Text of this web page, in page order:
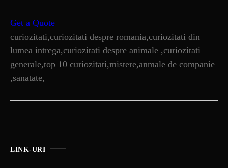
Get a Quote
curiozitati,curiozitati despre romania,curiozitati din
lumea intrega,curiozitati despre animale ,curiozitati
generale,top 10 curiozitati,mistere,anmale de companie
,sanatate,
LINK-URI